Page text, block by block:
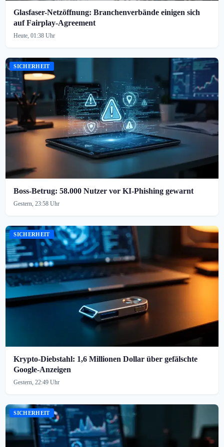
Glasfaser-Netzöffnung: Branchenverbände einigen sich
auf Fairplay-Agreement
Heute, 01:38 Uhr
SICHERHEIT
Boss-Betrug: 58.000 Nutzer vor KI-Phishing gewarnt
Gestern, 23:58 Uhr
SICHERHEIT
Krypto-Diebstahl: 1,6 Millionen Dollar über gefälschte
Google-Anzeigen
Gestern, 22:49 Uhr
SICHERHEIT